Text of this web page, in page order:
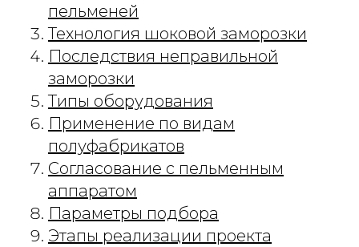
пельменей
Технология шоковой заморозки
Последствия неправильной
заморозки
Типы оборудования
Применение по видам
полуфабрикатов
Согласование с пельменным
аппаратом
Параметры подбора
Этапы реализации проекта